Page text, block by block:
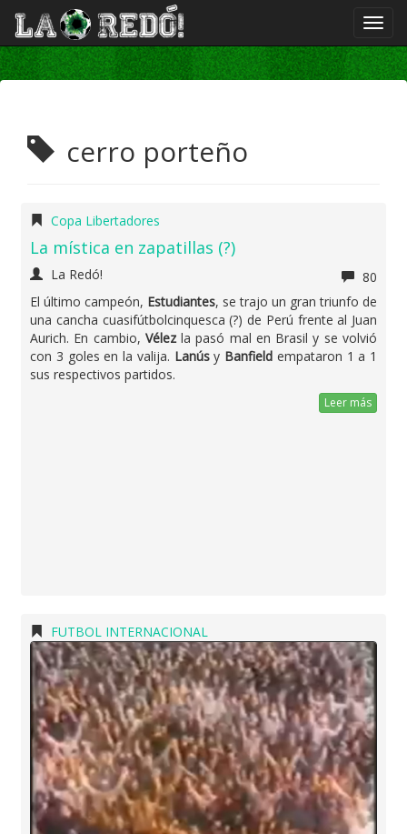
cerro porteño
Copa Libertadores
La mística en zapatillas (?)
La Redó!
80
El último campeón, Estudiantes, se trajo un gran triunfo de
una cancha cuasifútbolcinquesca (?) de Perú frente al Juan
Aurich. En cambio, Vélezla pasó mal en Brasil y se volvió
con 3 goles en la valija. Lanúsy Banfield empataron 1 a 1
sus respectivos partidos.
Leer más
FUTBOL INTERNACIONAL